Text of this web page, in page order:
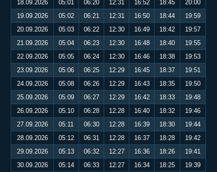
18.09.2026
05:01 06:20 12:31 16:52 18:45
20:00
19.09.2026
05:02 06:21 12:31 16:50 18:44
19:59
20.09.2026
05:03 06:22 12:30 16:49 18:42
19:57
21.09.2026
05:04 06:23 12:30 16:48 18:40
19:55
22.09.2026
05:05 06:24 12:30 16:46 18:38
19:53
23.09.2026
05:06 06:25 12:29 16:45 18:37
19:51
24.09.2026
05:08 06:26 12:29 16:43 18:35
19:50
25.09.2026
05:09 06:27 12:29 16:42 18:33
19:48
26.09.2026
05:10 06:28 12:28 16:40 18:32
19:46
27.09.2026
05:11 06:30 12:28 16:39 18:30
19:44
28.09.2026
05:12 06:31 12:28 16:37 18:28
19:42
29.09.2026
05:13 06:32 12:27 16:36 18:26
19:41
30.09.2026
05:14 06:33 12:27 16:34 18:25
19:39